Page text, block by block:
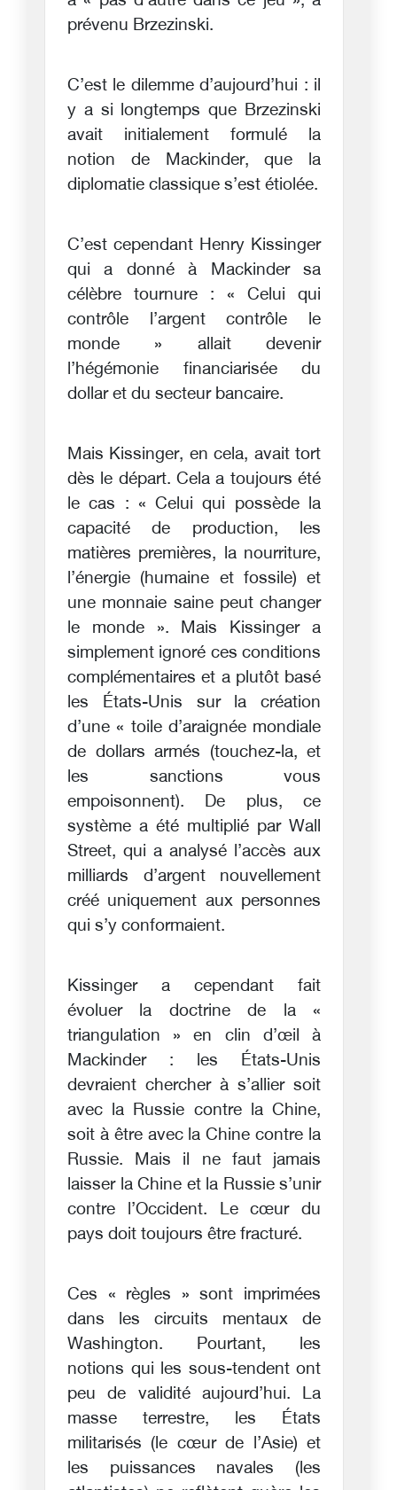
prévenu Brzezinski.
C’est le dilemme d’aujourd’hui : il
y a si longtemps que Brzezinski
avait initialement formulé la
notion de Mackinder, que la
diplomatie classique s’est étiolée.
C’est cependant Henry Kissinger
qui a donné à Mackinder sa
célèbre tournure : « Celui qui
contrôle l’argent contrôle le
monde » allait devenir
l’hégémonie financiarisée du
dollar et du secteur bancaire.
Mais Kissinger, en cela, avait tort
dès le départ. Cela a toujours été
le cas : « Celui qui possède la
capacité de production, les
matières premières, la nourriture,
l’énergie (humaine et fossile) et
une monnaie saine peut changer
le monde ». Mais Kissinger a
simplement ignoré ces conditions
complémentaires et a plutôt basé
les États-Unis sur la création
d’une « toile d’araignée mondiale
de dollars armés (touchez-la, et
les sanctions vous
empoisonnent). De plus, ce
système a été multiplié par Wall
Street, qui a analysé l’accès aux
milliards d’argent nouvellement
créé uniquement aux personnes
qui s’y conformaient.
Kissinger a cependant fait
évoluer la doctrine de la «
triangulation » en clin d’œil à
Mackinder : les États-Unis
devraient chercher à s’allier soit
avec la Russie contre la Chine,
soit à être avec la Chine contre la
Russie. Mais il ne faut jamais
laisser la Chine et la Russie s’unir
contre l’Occident. Le cœur du
pays doit toujours être fracturé.
Ces « règles » sont imprimées
dans les circuits mentaux de
Washington. Pourtant, les
notions qui les sous-tendent ont
peu de validité aujourd’hui. La
masse terrestre, les États
militarisés (le cœur de l’Asie) et
les puissances navales (les